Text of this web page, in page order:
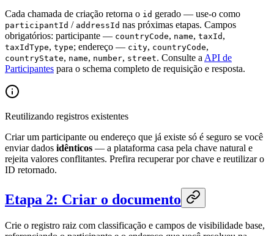
Cada chamada de criação retorna o id gerado — use-o como
participantId / addressId nas próximas etapas. Campos
obrigatórios: participante — countryCode, name, taxId ,
taxIdType, type; endereço — city, countryCode,
countryState, name, number, street. Consulte aAPI de
Participantes para o schema completo de requisição e resposta.
Reutilizando registros existentes
Criar um participante ou endereço que já existe só é seguro se você
enviar dados idênticos — a plataforma casa pela chave natural e
rejeita valores conflitantes. Prefira recuperar por chave e reutilizar o
ID retornado.
Etapa 2: Criar o documento
Crie o registro raiz com classificação e campos de visibilidade base,